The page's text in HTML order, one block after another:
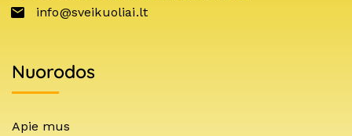
info@sveikuoliai.lt
Nuorodos
Apie mus